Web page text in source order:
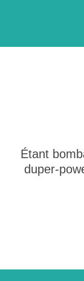
Étant
duper-